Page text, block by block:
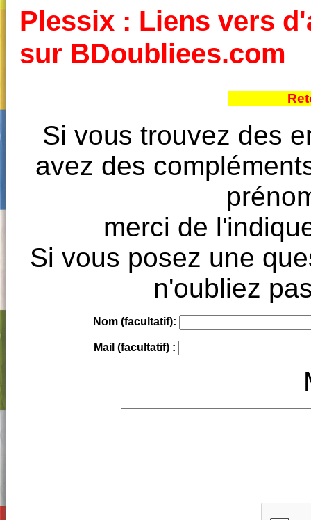
Plessix : Liens vers
sur BDoubliees.com
Si vous trouvez des
avez des
merci de
Si vous posez une
n'oubliez
Nom (facultatif):
Mail (facultatif) :